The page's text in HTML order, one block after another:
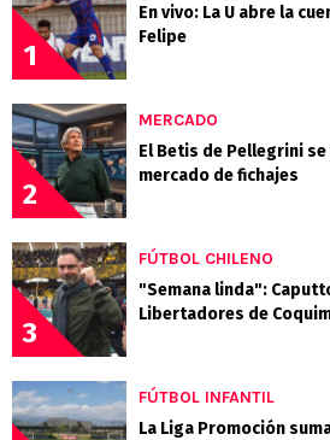
1
En vivo: La U abre la
Felipe
2
MERCADO
El Betis de Pellegrini se
mercado de fichajes
3
FÚTBOL CHILENO
"Semana linda":
Libertadores de
FÚTBOL INFANTIL
La Liga Promoción